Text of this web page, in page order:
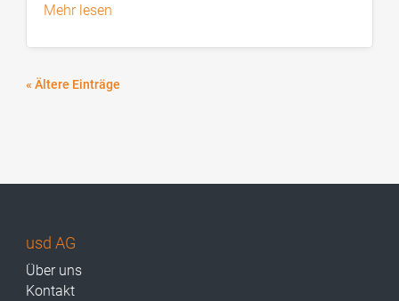
mehr lesen
« Ältere Einträge
usd AG
Über uns
Kontakt